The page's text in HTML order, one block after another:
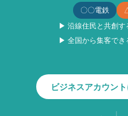
〇〇電鉄
▶ 沿線住民と共創す
▶ 全国から集客でき
ビジネスアカウン